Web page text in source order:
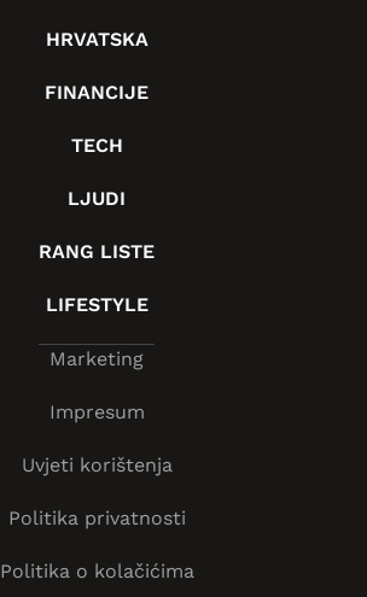
HRVATSKA
FINANCIJE
TECH
LJUDI
RANG LISTE
LIFESTYLE
Marketing
Impresum
Uvjeti korištenja
Politika privatnosti
Politika o kolačićima